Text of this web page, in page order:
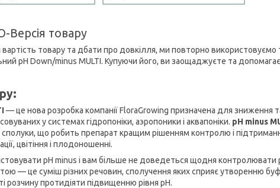
Версія товару
товару та дбати про довкілля, ми повторно використовуємо
pH Down/minus MULTI. Купуючи його, ви заощаджуєте та
— це нова розробка компанії FloraGrowing призначена для зниження
у системах гідропоніки, аэропоники і аквапоніки. pH minus
що робить препарат кращим рішенням контролю і
цвітіння і плодоношенні.
pH minus і вам більше не доведеться щодня контролювати
— це суміш різних речовин, сполучення яких сприяє утворенню
розчину протидіяти підвищенню рівня pH.